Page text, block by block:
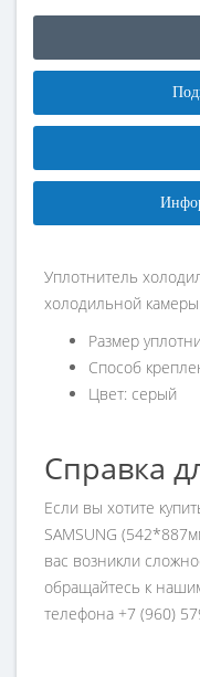
Уплотнитель
холодильной камеры
Размер
Способ
Цвет: серый
Справка
Если вы хотите
SAMSUNG
вас возникли
обращайтесь к
телефона +7 (960)